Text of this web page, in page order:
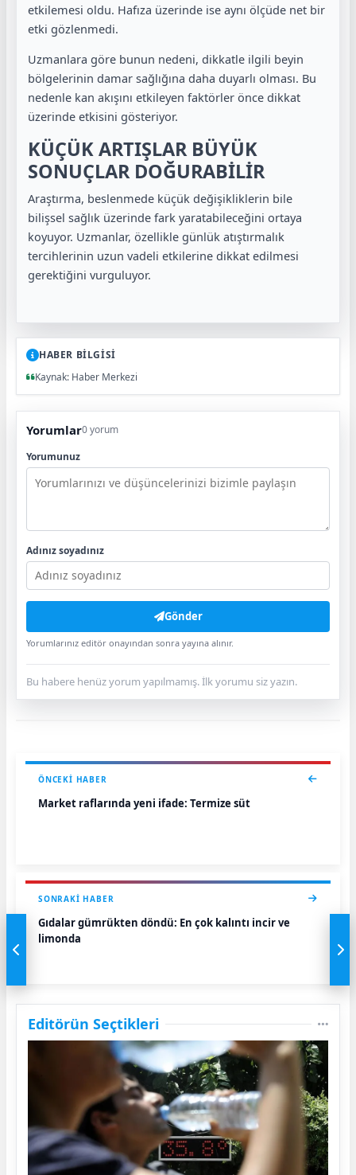
etkilemesi oldu. Hafıza üzerinde ise aynı ölçüde net bir
etki gözlenmedi.
Uzmanlara göre bunun nedeni, dikkatle ilgili beyin
bölgelerinin damar sağlığına daha duyarlı olması. Bu
nedenle kan akışını etkileyen faktörler önce dikkat
üzerinde etkisini gösteriyor.
KÜÇÜK ARTIŞLAR BÜYÜK
SONUÇLAR DOĞURABİLİR
Araştırma, beslenmede küçük değişikliklerin bile
bilişsel sağlık üzerinde fark yaratabileceğini ortaya
koyuyor. Uzmanlar, özellikle günlük atıştırmalık
tercihlerinin uzun vadeli etkilerine dikkat edilmesi
gerektiğini vurguluyor.
HABER BİLGİSİ
Kaynak: Haber Merkezi
Yorumlar0 yorum
Yorumunuz
Adınız soyadınız
Gönder
Yorumlarınız editör onayından sonra yayına alınır.
Bu habere henüz yorum yapılmamış. İlk yorumu siz yazın.
ÖNCEKI HABER
Market raflarında yeni ifade: Termize süt
SONRAKI HABER
Gıdalar gümrükten döndü: En çok kalıntı incir ve
limonda
Editörün Seçtikleri